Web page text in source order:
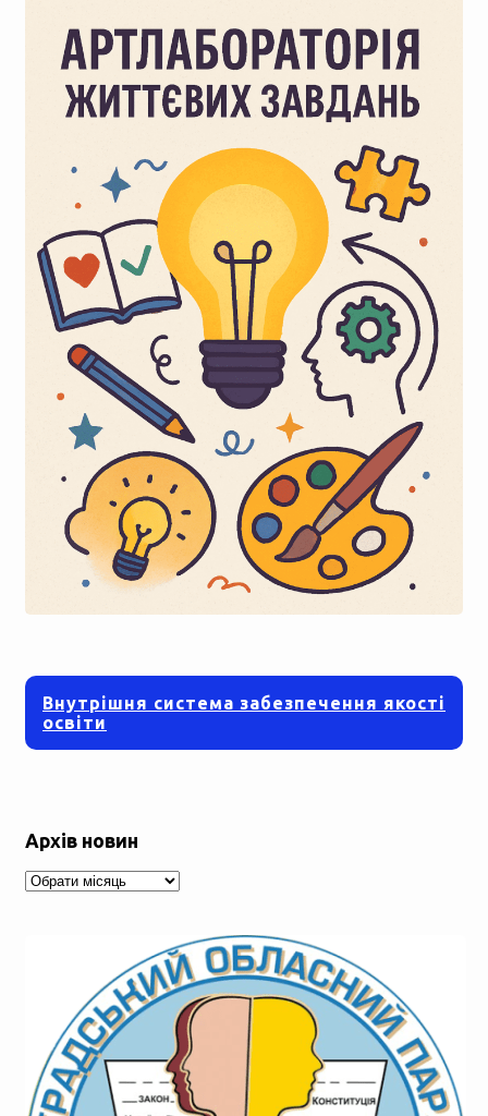
Внутрішня система забезпечення якості
освіти
Архів новин
Архів
новин